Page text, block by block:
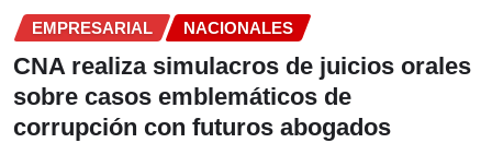
EMPRESARIAL NACIONALES
CNA realiza simulacros de juicios orales
sobre casos emblemáticos de
corrupción con futuros abogados